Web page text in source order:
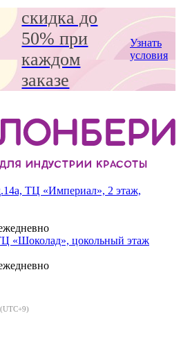
скидка до
50% при
каждом
заказе
Узнать
условия
ТЦ «Империал», 2 этаж,
«Шоколад», цокольный этаж